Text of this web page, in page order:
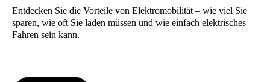
Ent­de­cken Sie die Vor­tei­le von Elek­tro­mo­bi­li­tät – wie viel Sie
spa­ren, wie oft Sie laden müs­sen und wie ein­fach elek­tri­sches
Fah­ren sein kann.